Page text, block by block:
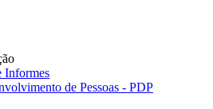
Informes
de Pessoas - PDP